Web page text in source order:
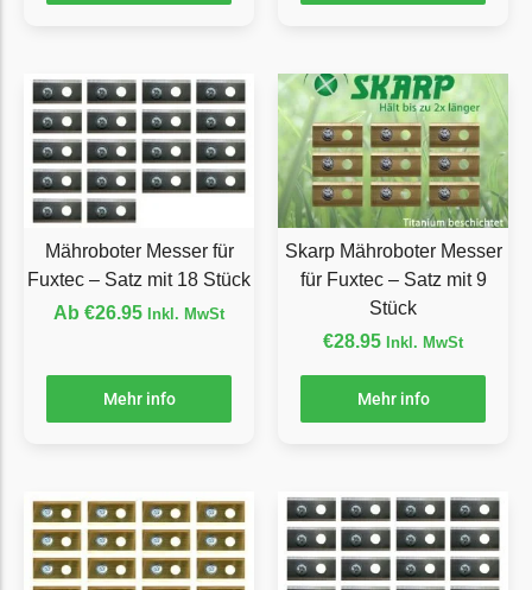
Einhell
Einhell Messer
Begrenzungsdraht
Etesia
Etesia Messer
Begrenzungsdraht
Eufy
Ferrex
Florabest
Florabest Messer
Mähroboter Messer für
Fuxtec – Satz mit 18 Stück
Ab €26.95 Inkl. MwSt
Mehr info
Skarp Mähroboter Messer
für Fuxtec – Satz mit 9
Stück
€28.95 Inkl. MwSt
Mehr info